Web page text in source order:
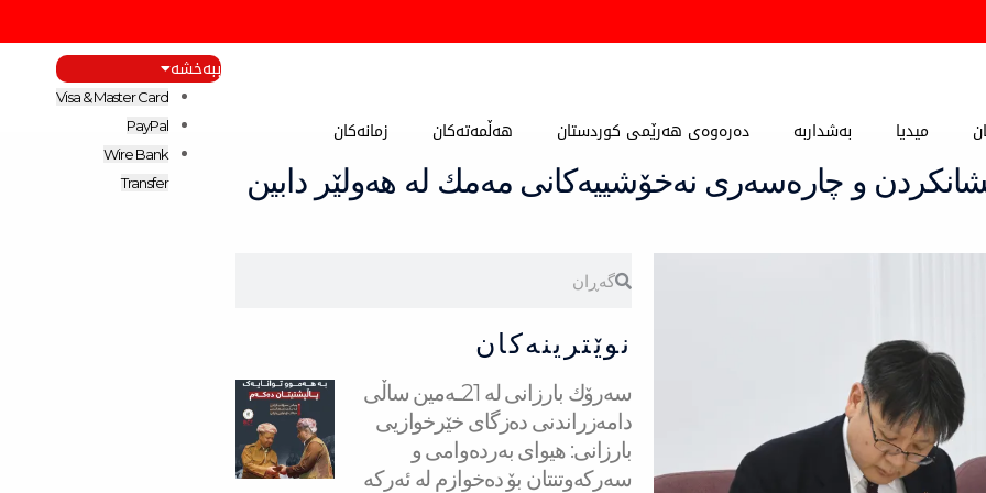
میدیا بەشداربە دەرەوەی هەرێمی کوردستان هەڵمەتەکان زمانەکان
ببەخشە
Visa & Master Card
PayPal
Wire Bank
Transfer
و چارەسەری نەخۆشییەكانی مەمك لە هەولێر دابین
نوێترینەکان
سه‌رۆك بارزانی له‌ 21ـه‌مین ساڵی
دامەزراندنی دەزگای خێرخوازیی
بارزانی: هیوای بەردەوامی و
سەركەوتنتان بۆ دەخوازم لە ئەركە